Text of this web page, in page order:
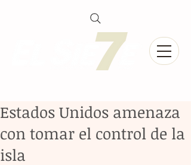
Estados Unidos amenaza
con tomar el control de la
isla